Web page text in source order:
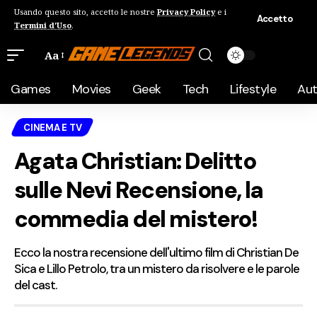
Usando questo sito, accetto le nostre Privacy Policye i
Termini d'Uso.
Accetto
Aa
Games Movies Geek Tech Lifestyle
CINEMA E TV
Agata Christian: Delitto
sulle Nevi Recensione, la
commedia del mistero!
Ecco la nostra recensione dell'ultimo film di Christian De
Sica e Lillo Petrolo, tra un mistero da risolvere e le parole
del cast.